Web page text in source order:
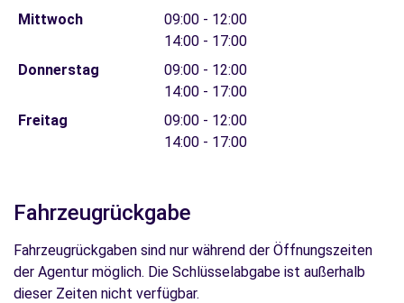
Mittwoch
09:00 - 12:00
14:00 - 17:00
Donnerstag
09:00 - 12:00
14:00 - 17:00
Freitag
09:00 - 12:00
14:00 - 17:00
Fahrzeugrückgabe
Fahrzeugrückgaben sind nur während der Öffnungszeiten
der Agentur möglich. Die Schlüsselabgabe ist außerhalb
dieser Zeiten nicht verfügbar.